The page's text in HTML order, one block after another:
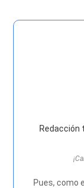
Pues, como